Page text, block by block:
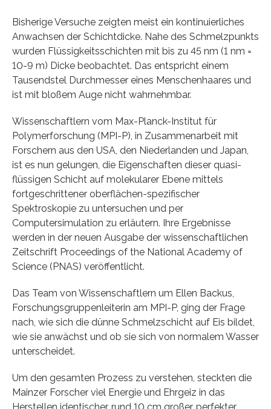
Bisherige Versuche zeigten meist ein kontinuierliches
Anwachsen der Schichtdicke. Nahe des Schmelzpunkts
wurden Flüssigkeitsschichten mit bis zu 45 nm (1 nm =
10-9 m) Dicke beobachtet. Das entspricht einem
Tausendstel Durchmesser eines Menschenhaares und
ist mit bloßem Auge nicht wahrnehmbar.
Wissenschaftlern vom Max-Planck-Institut für
Polymerforschung (MPI-P), in Zusammenarbeit mit
Forschern aus den USA, den Niederlanden und Japan,
ist es nun gelungen, die Eigenschaften dieser quasi-
flüssigen Schicht auf molekularer Ebene mittels
fortgeschrittener oberflächen-spezifischer
Spektroskopie zu untersuchen und per
Computersimulation zu erläutern. Ihre Ergebnisse
werden in der neuen Ausgabe der wissenschaftlichen
Zeitschrift Proceedings of the National Academy of
Science (PNAS) veröffentlicht.
Das Team von Wissenschaftlern um Ellen Backus,
Forschungsgruppenleiterin am MPI-P, ging der Frage
nach, wie sich die dünne Schmelzschicht auf Eis bildet,
wie sie anwächst und ob sie sich von normalem Wasser
unterscheidet.
Um den gesamten Prozess zu verstehen, steckten die
Mainzer Forscher viel Energie und Ehrgeiz in das